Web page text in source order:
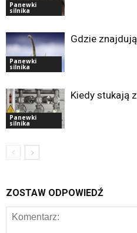
Panewki
silnika
Panewki
silnika
Gdzie
Panewki
silnika
Kiedy stukają
ZOSTAW ODPOWIEDŹ